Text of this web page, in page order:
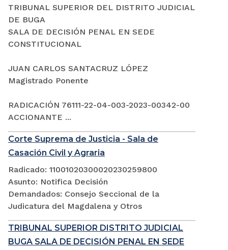
TRIBUNAL SUPERIOR DEL DISTRITO JUDICIAL
DE BUGA
SALA DE DECISIÓN PENAL EN SEDE
CONSTITUCIONAL
JUAN CARLOS SANTACRUZ LÓPEZ
Magistrado Ponente
RADICACIÓN 76111-22-04-003-2023-00342-00
ACCIONANTE ...
Corte Suprema de Justicia - Sala de
Casación Civil y Agraria
Radicado: 11001020300020230259800
Asunto: Notifica Decisión
Demandados: Consejo Seccional de la
Judicatura del Magdalena y Otros
TRIBUNAL SUPERIOR DISTRITO JUDICIAL
BUGA SALA DE DECISIÓN PENAL EN SEDE